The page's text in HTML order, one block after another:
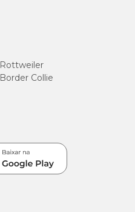
Rottweiler
Border Collie